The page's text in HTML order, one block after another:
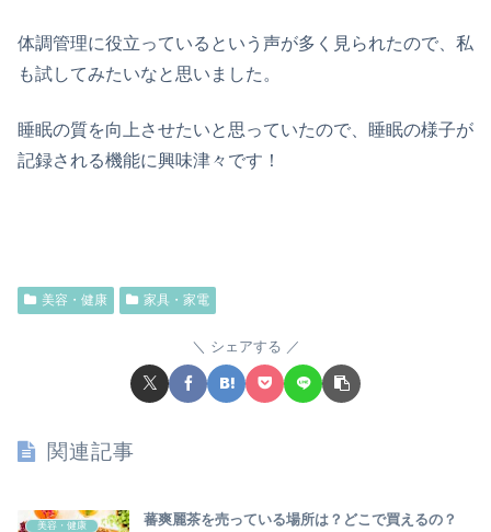
体調管理に役立っているという声が多く見られたので、私
も試してみたいなと思いました。
睡眠の質を向上させたいと思っていたので、睡眠の様子が
記録される機能に興味津々です！
美容・健康 家具・家電
シェアする
関連記事
美容・健康 蕃爽麗茶を売っている場所は？どこで買えるの？